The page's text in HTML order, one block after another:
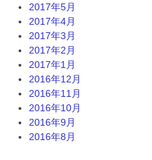
2017年5月
2017年4月
2017年3月
2017年2月
2017年1月
2016年12月
2016年11月
2016年10月
2016年9月
2016年8月